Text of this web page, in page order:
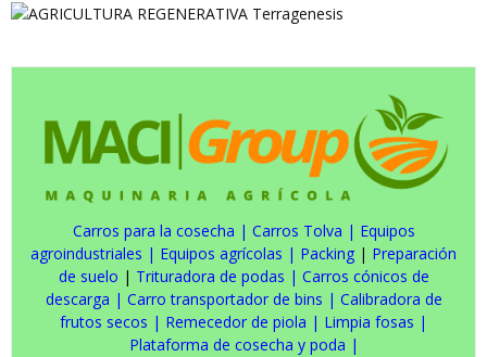
Carros para la cosecha | Carros Tolva | Equipos
agroindustriales | Equipos agrícolas | Packing | Preparación
de suelo | Trituradora de podas | Carros cónicos de
descarga | Carro transportador de bins | Calibradora de
frutos secos | Remecedor de piola | Limpia fosas |
Plataforma de cosecha y poda |